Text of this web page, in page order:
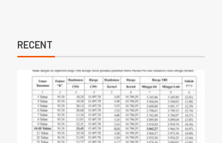
RECENT